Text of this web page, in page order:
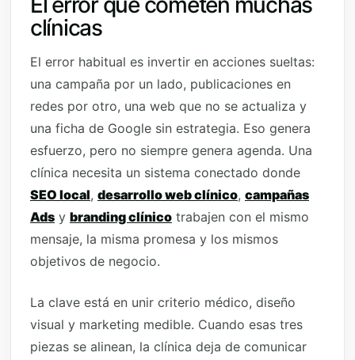
clínicas
El error habitual es invertir en acciones sueltas:
una campaña por un lado, publicaciones en
redes por otro, una web que no se actualiza y
una ficha de Google sin estrategia. Eso genera
esfuerzo, pero no siempre genera agenda. Una
clínica necesita un sistema conectado donde
SEO local, desarrollo web clínico, campañas
Ads y branding clínico trabajen con el mismo
mensaje, la misma promesa y los mismos
objetivos de negocio.
La clave está en unir criterio médico, diseño
visual y marketing medible. Cuando esas tres
piezas se alinean, la clínica deja de comunicar